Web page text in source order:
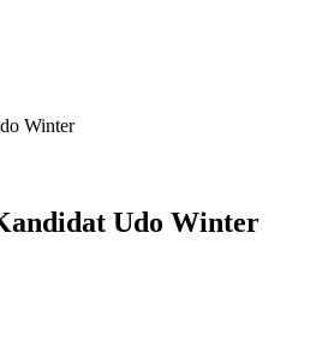
Winter
Udo Winter